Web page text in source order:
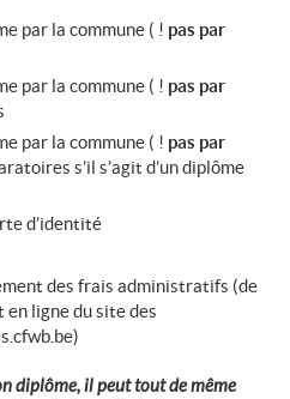
par la commune ( ! pas par
par la commune ( ! pas par
par la commune ( ! pas par
s’il s’agit d’un diplôme
d’identité
des frais administratifs (de
ligne du site des
diplôme, il peut tout de même